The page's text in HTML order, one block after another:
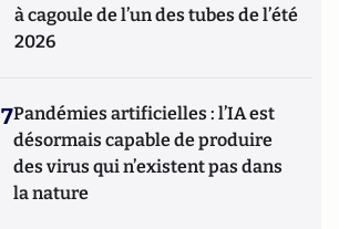
à cagoule de l’un des tubes de l’été
2026
7Pandémies artificielles : l’IA est
désormais capable de produire
des virus qui n’existent pas dans
la nature